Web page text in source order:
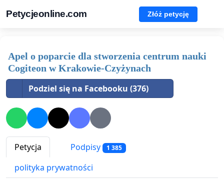
Petycjeonline.com Złóż petycję
Apel o poparcie dla stworzenia centrum nauki
Cogiteon w Krakowie-Czyżynach
Podziel się na Facebooku (376)
Petycja Podpisy 1 385
polityka prywatności